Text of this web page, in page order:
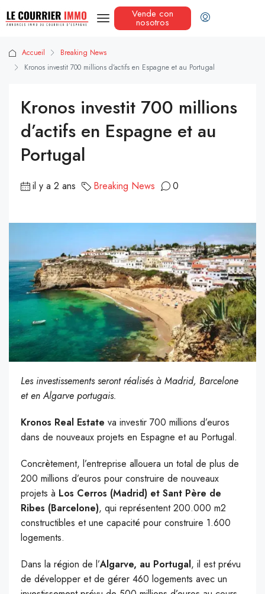
Vende con
nosotros
Accueil
Breaking News
Kronos investit 700 millions d’actifs en Espagne et au Portugal
Kronos investit 700 millions
d’actifs en Espagne et au
Portugal
il y a 2 ans Breaking News 0
Les investissements seront réalisés à Madrid, Barcelone
et en Algarve portugais.
Kronos Real Estate va investir 700 millions d’euros
dans de nouveaux projets en Espagne et au Portugal.
Concrètement, l’entreprise allouera un total de plus de
200 millions d’euros pour construire de nouveaux
projets à Los Cerros (Madrid) et Sant Père de
Ribes (Barcelone), qui représentent 200.000 m2
constructibles et une capacité pour construire 1.600
logements.
Dans la région de l’Algarve, au Portugal, il est prévu
de développer et de gérer 460 logements avec un